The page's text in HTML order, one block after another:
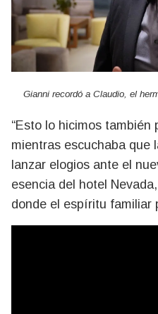
Gianni recordó a Claudio, el
“Esto lo hicimos también
mientras escuchaba que
lanzar elogios ante el
esencia del hotel
donde el espíritu familiar